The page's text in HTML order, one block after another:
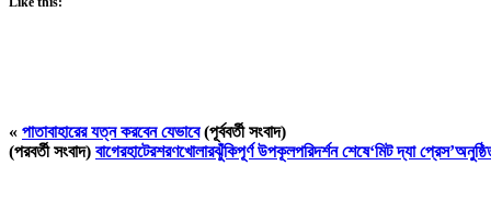
« পাতাবাহারের যত্ন করবেন যেভাবে(পূর্ববর্তী সংবাদ)
(পরবর্তী সংবাদ) বাগেরহাটেরশরণখোলারঝুঁকিপূর্ণ উপকূলপরিদর্শন শেষে‘মিট দ্যা